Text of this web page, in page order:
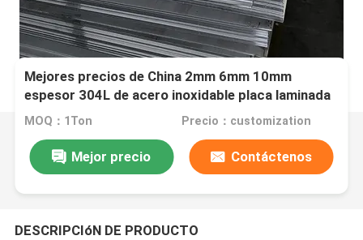
Mejores precios de China 2mm 6mm 10mm
espesor 304L de acero inoxidable placa laminada
en frío con 2B tamaño de corte de superficie
MOQ：1Ton Precio：customization
Mejor precio Contáctenos
DESCRIPCIóN DE PRODUCTO